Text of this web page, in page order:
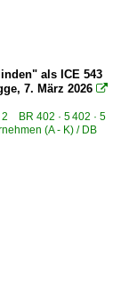
beige
als ICE 543
7. März 2026 
2 BR 402 · 5 402 · 5
(A - K) / DB